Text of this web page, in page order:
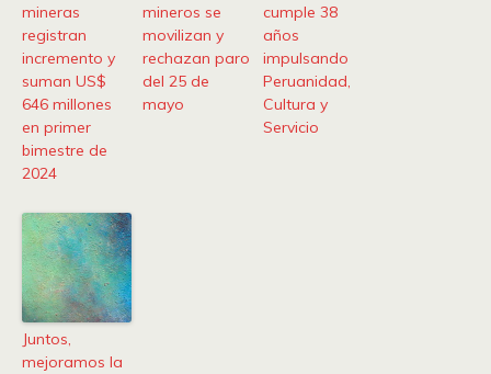
mineras
registran
incremento y
suman US$
646 millones
en primer
bimestre de
2024
mineros se
movilizan y
rechazan paro
del 25 de
mayo
cumple 38
años
impulsando
Peruanidad,
Cultura y
Servicio
Juntos,
mejoramos la